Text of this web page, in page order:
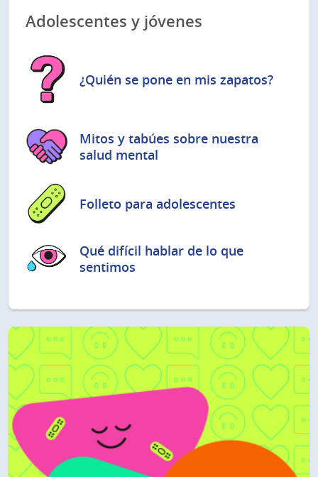
Adolescentes y jóvenes
¿Quién se pone en mis zapatos?
Mitos y tabúes sobre nuestra
salud mental
Folleto para adolescentes
Qué difícil hablar de lo que
sentimos